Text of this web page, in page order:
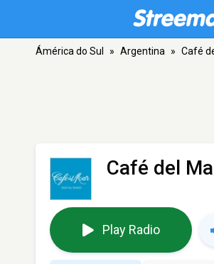
Ámérica do Sul » Argentina » Café
Café del
Play Radio